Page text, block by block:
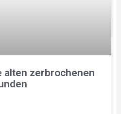
alten zerbrochenen